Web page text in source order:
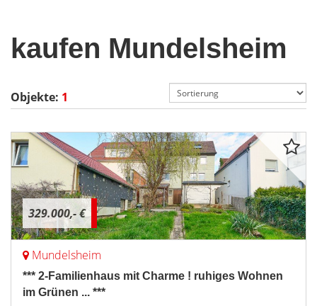
kaufen Mundelsheim
Objekte: 1
329.000,- €
Mundelsheim
*** 2-Familienhaus mit Charme ! ruhiges Wohnen
im Grünen ... ***